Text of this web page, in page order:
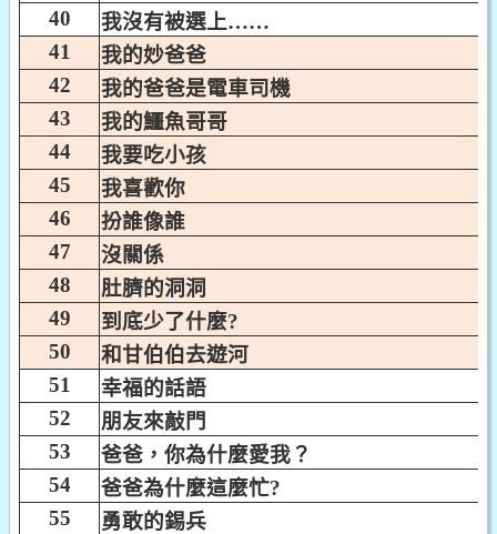
40
我沒有被選上……
41
我的妙爸爸
42
我的爸爸是電車司機
43
我的鱷魚哥哥
44
我要吃小孩
45
我喜歡你
46
扮誰像誰
47
沒關係
48
肚臍的洞洞
49
到底少了什麼?
50
和甘伯伯去遊河
51
幸福的話語
52
朋友來敲門
53
爸爸，你為什麼愛我？
54
爸爸為什麼這麼忙?
55
勇敢的錫兵